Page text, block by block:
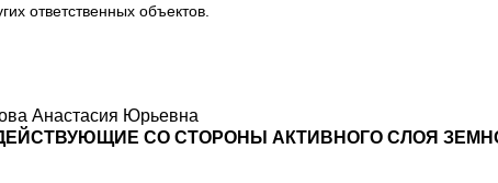
ответственных объектов.
Анастасия Юрьевна
СО СТОРОНЫ АКТИВНОГО СЛОЯ